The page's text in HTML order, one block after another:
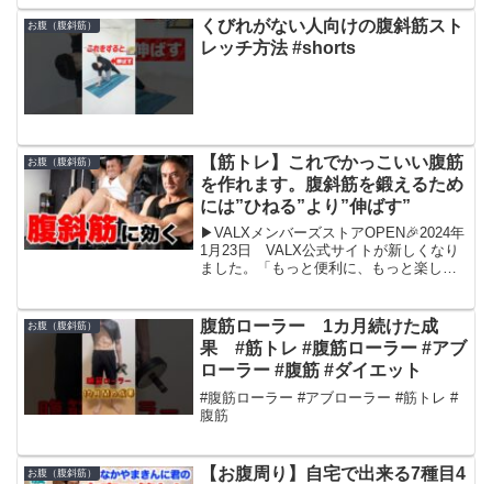
お腹（腹斜筋）
くびれがない人向けの腹斜筋スト
レッチ方法 #shorts
お腹（腹斜筋）
【筋トレ】これでかっこいい腹筋
を作れます。腹斜筋を鍛えるため
には”ひねる”より”伸ばす”
▶︎VALXメンバーズストアOPEN🎉2024年
1月23日 VALX公式サイトが新しくなり
ました。「もっと便利に、もっと楽し
ドの第一歩としてサイトが生まれ変わり
ました。-...
お腹（腹斜筋）
腹筋ローラー 1カ月続けた成
果 #筋トレ #腹筋ローラー #アブ
ローラー #腹筋 #ダイエット
#腹筋ローラー #アブローラー #筋トレ #
腹筋
お腹（腹斜筋）
【お腹周り】自宅で出来る7種目4